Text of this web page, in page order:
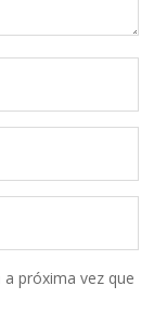
próxima vez que